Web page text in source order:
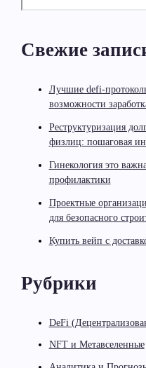
Свежие
Лучшие defi-
возможности
Реструктуризация
физлиц: пошаговая
Гинекология это
профилактики
Проектные
для безопасного
Купить вейп с
Рубрики
DeFi
NFT и Метавселенные